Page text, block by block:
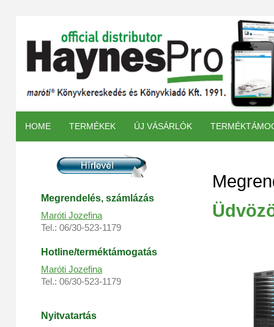
HOME TERMÉKEK ÚJ VÁSÁRLÓK
Megrendelés, számlázás
Maróti Jozefina
Tel.: 06/30-523-1179
Hotline/terméktámogatás
Maróti Jozefina
Tel.: 06/30-523-1179
Nyitvatartás